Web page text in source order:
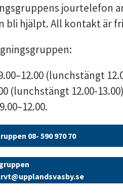
jourtelefon
bli hjälpt. All kontakt är
(lunchstängt
(lunchstängt 12.00-13.00)
08- 590 970 70